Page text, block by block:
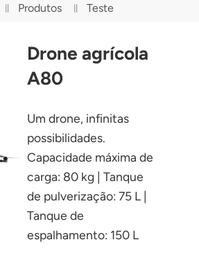
Việt
Produtos Teste
Drone agrícola
A80
Um drone, infinitas
possibilidades.
Capacidade máxima de
carga: 80 kg | Tanque
de pulverização: 75 L |
Tanque de
espalhamento: 150 L